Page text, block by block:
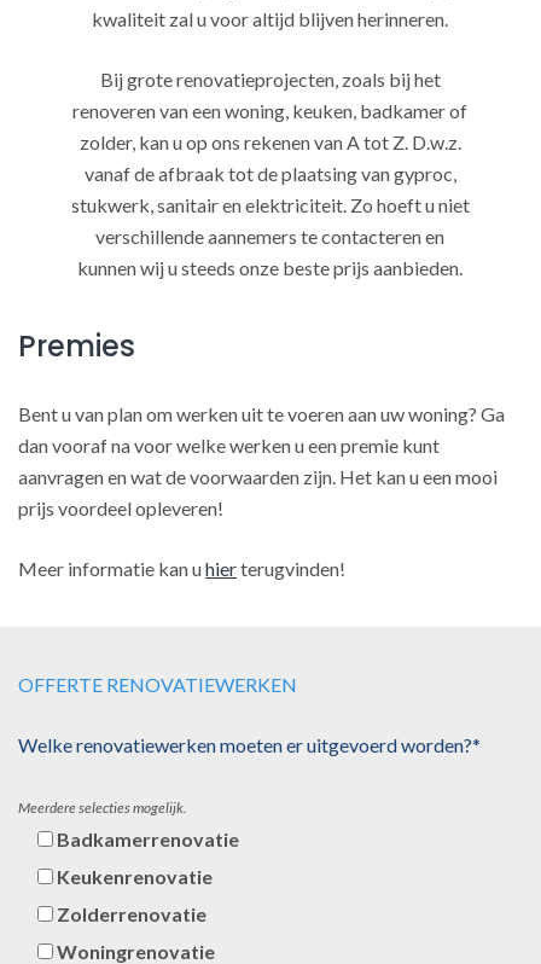
kwaliteit zal u voor altijd blijven herinneren.
Bij grote renovatieprojecten, zoals bij het
renoveren van een woning, keuken, badkamer of
zolder, kan u op ons rekenen van A tot Z. D.w.z.
vanaf de afbraak tot de plaatsing van gyproc,
stukwerk, sanitair en elektriciteit. Zo hoeft u niet
verschillende aannemers te contacteren en
kunnen wij u steeds onze beste prijs aanbieden.
Premies
Bent u van plan om werken uit te voeren aan uw woning? Ga
dan vooraf na voor welke werken u een premie kunt
aanvragen en wat de voorwaarden zijn. Het kan u een mooi
prijs voordeel opleveren!
Meer informatie kan uhierterugvinden!
OFFERTE RENOVATIEWERKEN
Welke renovatiewerken moeten er uitgevoerd worden?*
Meerdere selecties mogelijk.
Badkamerrenovatie
Keukenrenovatie
Zolderrenovatie
Woningrenovatie